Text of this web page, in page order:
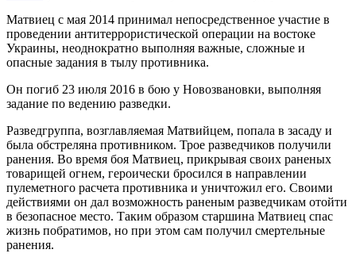
Матвиец с мая 2014 принимал непосредственное участие в
проведении антитеррористической операции на востоке
Украины, неоднократно выполняя важные, сложные и
опасные задания в тылу противника.
Он погиб 23 июля 2016 в бою у Новозвановки, выполняя
задание по ведению разведки.
Разведгруппа, возглавляемая Матвийцем, попала в засаду и
была обстреляна противником. Трое разведчиков получили
ранения. Во время боя Матвиец, прикрывая своих раненых
товарищей огнем, героически бросился в направлении
пулеметного расчета противника и уничтожил его. Своими
действиями он дал возможность раненым разведчикам отойти
в безопасное место. Таким образом старшина Матвиец спас
жизнь побратимов, но при этом сам получил смертельные
ранения.